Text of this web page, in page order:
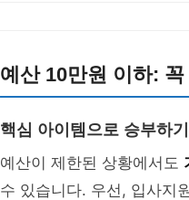
예산 10만원 이하:
핵심 아이템으로 승부하기
예산이 제한된 상황에서도
수 있습니다. 우선, 입사지